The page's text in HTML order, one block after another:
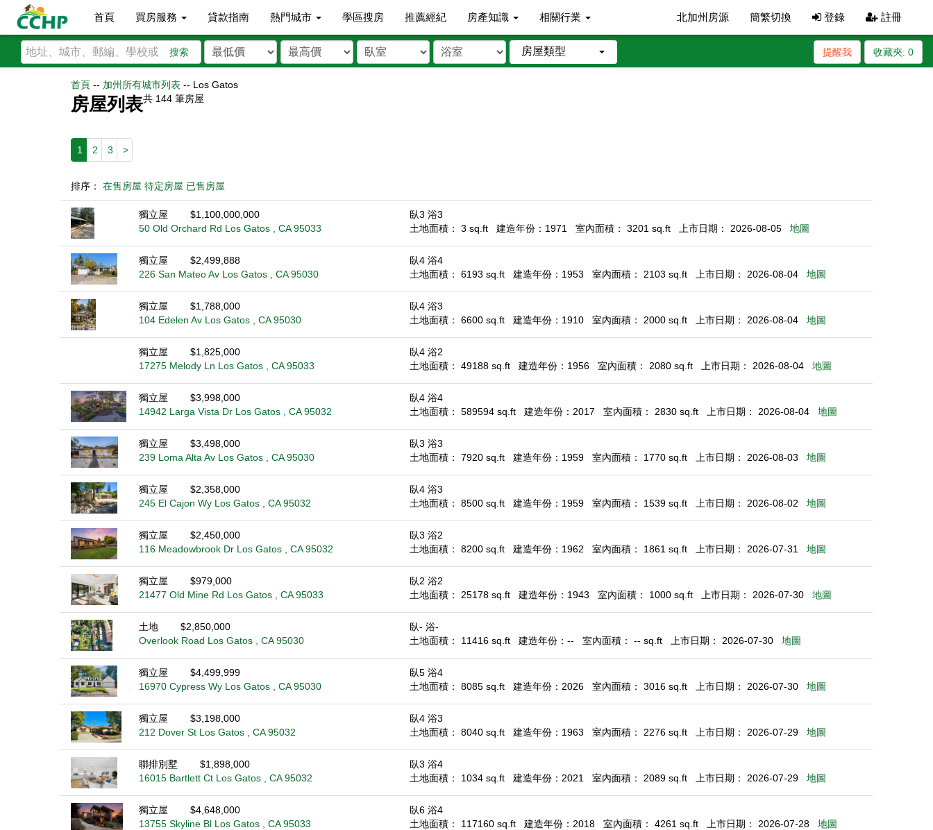
首頁 買房服務 貸款指南 熱門城市 學區搜房 推薦經紀 房產知識 相關行業 北加州房源 簡繁切換 登錄 註冊
搜索 房屋類型 收藏夾: 0
提醒我
首頁 -- 加州所有城市列表 -- Los Gatos
房屋列表共 144 筆房屋
1 2 3 >
排序： 在售房屋 待定房屋 已售房屋
獨立屋
$1,100,000,000
50 Old Orchard Rd Los Gatos , CA 95033
臥3 浴3
土地面積： 3 sq.ft
建造年份：1971 室內面積： 3201 sq.ft 上市日期： 2026-08-05 地圖
獨立屋
$2,499,888
226 San Mateo Av Los Gatos , CA 95030
臥4 浴4
土地面積： 6193 sq.ft
建造年份：1953 室內面積： 2103 sq.ft 上市日期： 2026-08-04 地圖
獨立屋
$1,788,000
104 Edelen Av Los Gatos , CA 95030
臥4 浴3
土地面積： 6600 sq.ft
建造年份：1910 室內面積： 2000 sq.ft 上市日期： 2026-08-04 地圖
獨立屋
$1,825,000
17275 Melody Ln Los Gatos , CA 95033
臥4 浴2
土地面積： 49188 sq.ft
建造年份：1956 室內面積： 2080 sq.ft 上市日期： 2026-08-04 地圖
獨立屋
$3,998,000
14942 Larga Vista Dr Los Gatos , CA 95032
臥4 浴4
土地面積： 589594 sq.ft
建造年份：2017 室內面積： 2830 sq.ft 上市日期： 2026-08-04 地圖
獨立屋
$3,498,000
239 Loma Alta Av Los Gatos , CA 95030
臥3 浴3
土地面積： 7920 sq.ft
建造年份：1959 室內面積： 1770 sq.ft 上市日期： 2026-08-03 地圖
獨立屋
$2,358,000
245 El Cajon Wy Los Gatos , CA 95032
臥4 浴3
土地面積： 8500 sq.ft
建造年份：1959 室內面積： 1539 sq.ft 上市日期： 2026-08-02 地圖
獨立屋
$2,450,000
116 Meadowbrook Dr Los Gatos , CA 95032
臥3 浴2
土地面積： 8200 sq.ft
建造年份：1962 室內面積： 1861 sq.ft 上市日期： 2026-07-31 地圖
獨立屋
$979,000
21477 Old Mine Rd Los Gatos , CA 95033
臥2 浴2
土地面積： 25178 sq.ft
建造年份：1943 室內面積： 1000 sq.ft 上市日期： 2026-07-30 地圖
土地
$2,850,000
Overlook Road Los Gatos , CA 95030
臥- 浴-
土地面積： 11416 sq.ft
建造年份：-- 室內面積： -- sq.ft 上市日期： 2026-07-30 地圖
獨立屋
$4,499,999
16970 Cypress Wy Los Gatos , CA 95030
臥5 浴4
土地面積： 8085 sq.ft
建造年份：2026 室內面積： 3016 sq.ft 上市日期： 2026-07-30 地圖
獨立屋
$3,198,000
212 Dover St Los Gatos , CA 95032
臥4 浴3
土地面積： 8040 sq.ft
建造年份：1963 室內面積： 2276 sq.ft 上市日期： 2026-07-29 地圖
聯排別墅
$1,898,000
16015 Bartlett Ct Los Gatos , CA 95032
臥3 浴4
土地面積： 1034 sq.ft
建造年份：2021 室內面積： 2089 sq.ft 上市日期： 2026-07-29 地圖
獨立屋
$4,648,000
13755 Skyline Bl Los Gatos , CA 95033
臥6 浴4
土地面積： 117160 sq.ft
建造年份：2018 室內面積： 4261 sq.ft 上市日期： 2026-07-28 地圖